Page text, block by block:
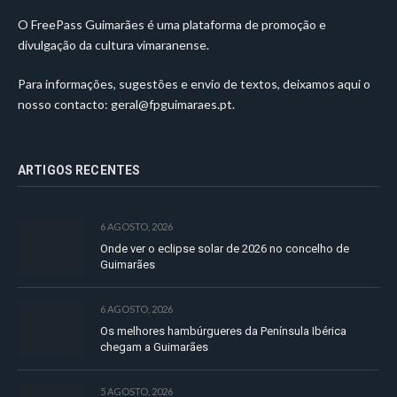
O FreePass Guimarães é uma plataforma de promoção e
divulgação da cultura vimaranense.
Para informações, sugestões e envio de textos, deixamos aqui o
nosso contacto: geral@fpguimaraes.pt.
ARTIGOS RECENTES
6 AGOSTO, 2026
Onde ver o eclipse solar de 2026 no concelho de
Guimarães
6 AGOSTO, 2026
Os melhores hambúrgueres da Península Ibérica
chegam a Guimarães
5 AGOSTO, 2026